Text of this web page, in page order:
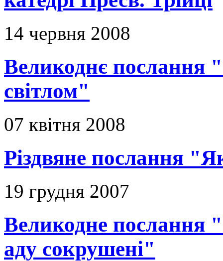
14 червня 2008
Великоднє послання
світлом"
07 квітня 2008
Різдвяне послання
19 грудня 2007
Великодне послання
аду сокрушені"